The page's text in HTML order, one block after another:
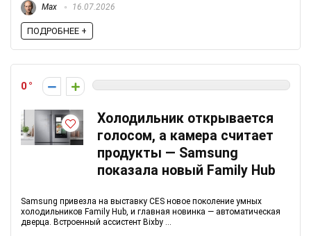
Max 16.07.2026
ПОДРОБНЕЕ +
0
Холодильник открывается
голосом, а камера считает
продукты — Samsung
показала новый Family Hub
Samsung привезла на выставку CES новое поколение умных
холодильников Family Hub, и главная новинка — автоматическая
дверца. Встроенный ассистент Bixby ...